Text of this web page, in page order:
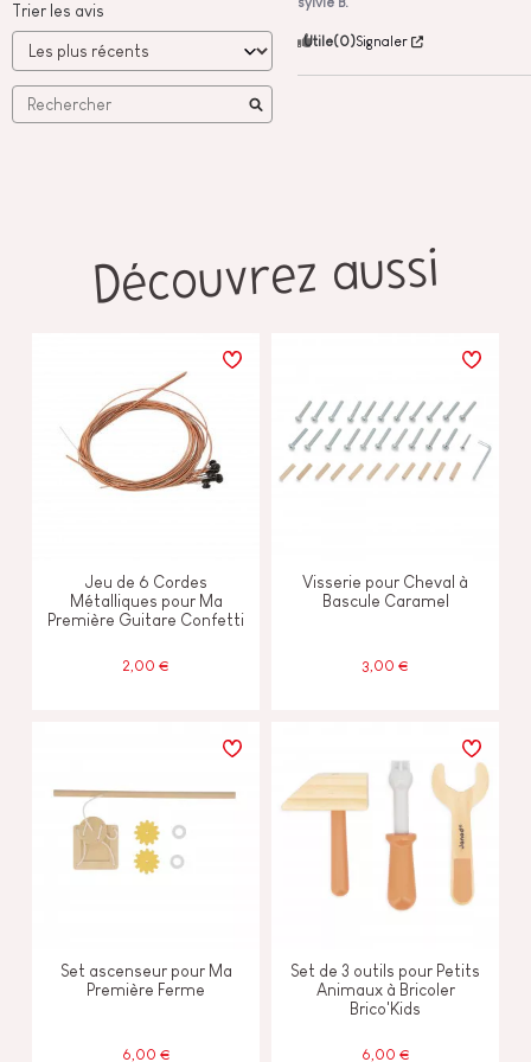
Trier les avis
Utile(0)Signaler
Découvrez aussi
Jeu de 6 Cordes
Métalliques pour Ma
Première Guitare Confetti
2,00 €
Visserie pour Cheval à
Bascule Caramel
3,00 €
Set ascenseur pour Ma
Première Ferme
6,00 €
Set de 3 outils pour Petits
Animaux à Bricoler
Brico'Kids
6,00 €